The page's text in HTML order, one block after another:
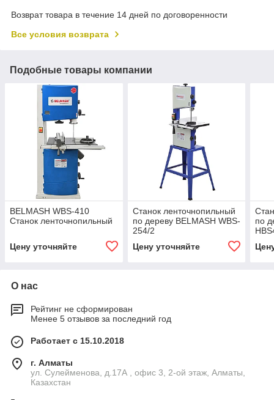
Возврат товара в течение 14 дней по договоренности
Все условия возврата
Подобные товары компании
BELMASH WBS-410
Станок ленточнопильный
Цену уточняйте
Cтанок ленточнопильный
по дереву BELMASH WBS-
254/2
Цену уточняйте
по
О нас
Рейтинг не сформирован
Менее 5 отзывов за последний год
Работает с 15.10.2018
г. Алматы
ул. Сулейменова, д.17А , офис 3, 2-ой этаж, Алматы,
Казахстан